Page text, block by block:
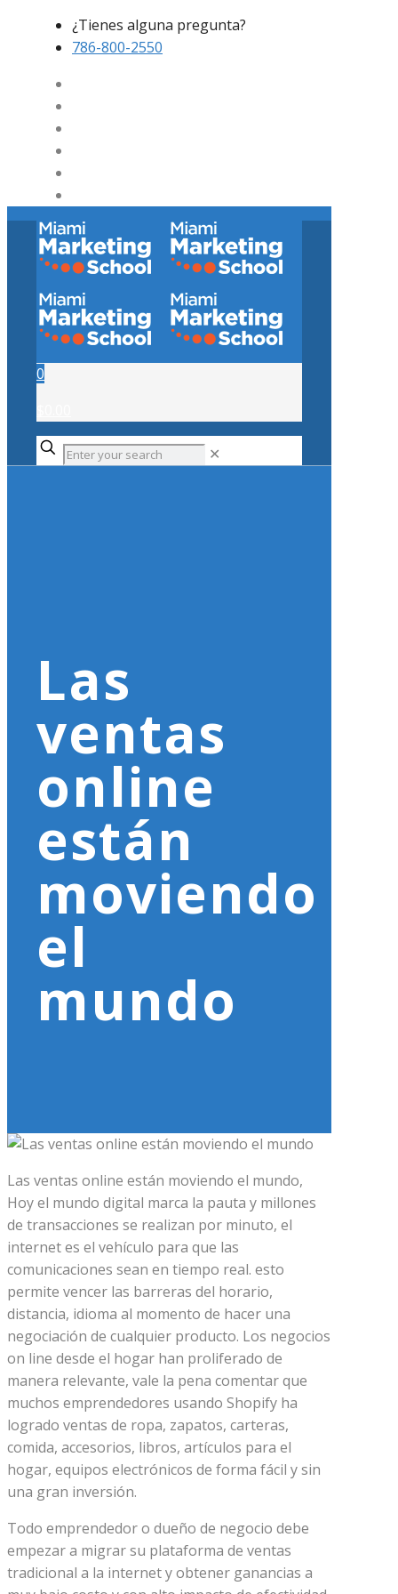
¿Tienes alguna pregunta?
786-800-2550
0
✕
Las
ventas
online
están
moviendo
el
mundo
Las ventas online están moviendo el mundo,
Hoy el mundo digital marca la pauta y millones
de transacciones se realizan por minuto, el
internet es el vehículo para que las
comunicaciones sean en tiempo real. esto
permite vencer las barreras del horario,
distancia, idioma al momento de hacer una
negociación de cualquier producto. Los negocios
on line desde el hogar han proliferado de
manera relevante, vale la pena comentar que
muchos emprendedores usando Shopify ha
logrado ventas de ropa, zapatos, carteras,
comida, accesorios, libros, artículos para el
hogar, equipos electrónicos de forma fácil y sin
una gran inversión.
Todo emprendedor o dueño de negocio debe
empezar a migrar su plataforma de ventas
tradicional a la internet y obtener ganancias a